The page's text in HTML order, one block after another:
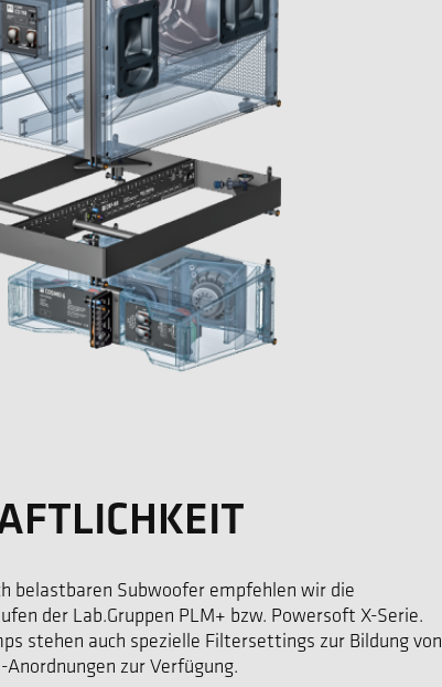
belastbaren Subwoofer empfehlen wir die
der Lab.Gruppen PLM+ bzw. Powersoft X-Serie.
stehen auch spezielle Filtersettings zur Bildung von
zur Verfügung.